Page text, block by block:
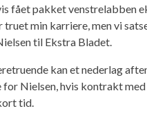
fået pakket venstrelabben
truet min karriere, men vi
til Ekstra Bladet.
kan et nederlag
Nielsen, hvis kontrakt med
tid.